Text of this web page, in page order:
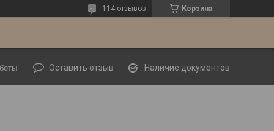
Корзина
114 отзывов
Оставить отзыв Наличие документов